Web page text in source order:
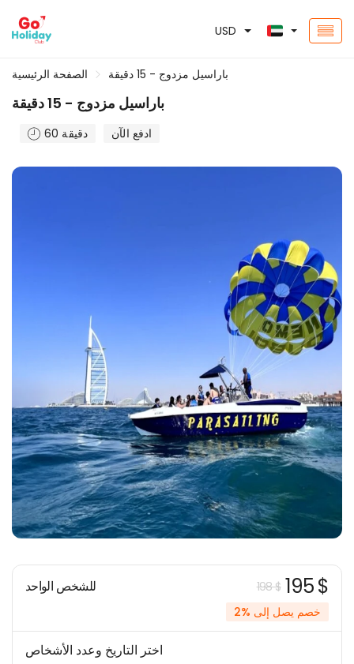
USD
الصفحة الرئيسية باراسيل مزدوج - 15 دقيقة
باراسيل مزدوج - 15 دقيقة
60 دقيقة ادفع الآن
للشخص الواحد 198 $ 195 $
خصم يصل إلى %2
اختر التاريخ وعدد الأشخاص